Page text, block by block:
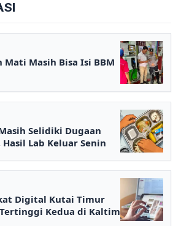
Mati Masih Bisa Isi BBM
Selidiki Dugaan
Hasil Lab Keluar Senin
Digital Kutai Timur
Tertinggi Kedua di Kaltim